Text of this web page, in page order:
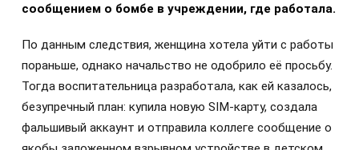
сообщением о бомбе в учреждении, где работала.
По данным следствия, женщина хотела уйти с работы
пораньше, однако начальство не одобрило её просьбу.
Тогда воспитательница разработала, как ей казалось,
безупречный план: купила новую SIM-карту, создала
фальшивый аккаунт и отправила коллеге сообщение о